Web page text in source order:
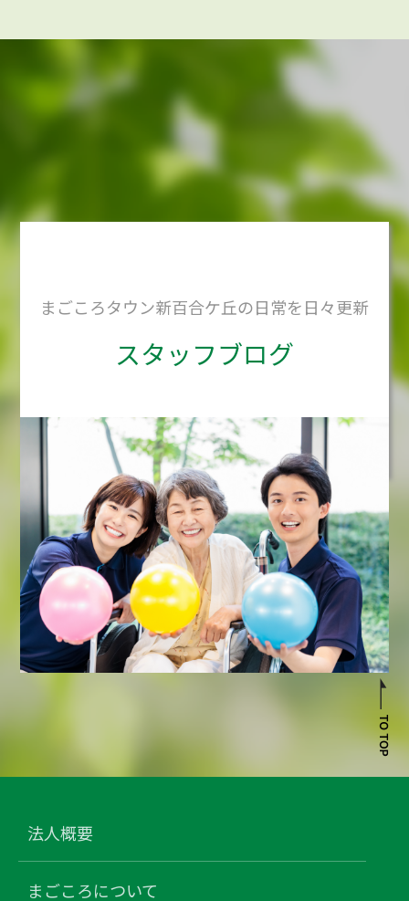
まごころタウン新百合ケ丘の日常を日々更新
スタッフブログ
法人概要
まごころについて